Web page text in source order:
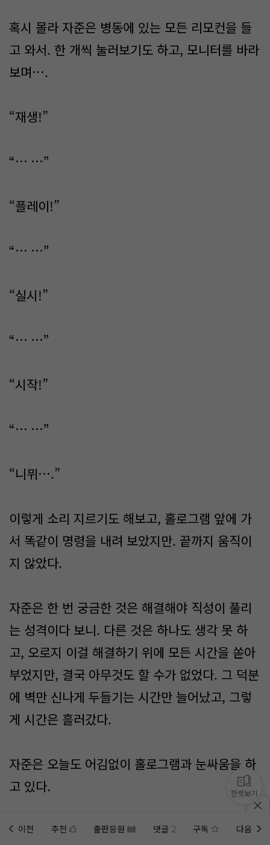
혹시 몰라 자준은 병동에 있는 모든 리모컨을 들
고 와서. 한 개씩 눌러보기도 하고, 모니터를 바라
보며….
“재생!”
“… …”
“플레이!”
“… …”
“실시!”
“… …”
“시작!”
“… …”
“니뮈….”
이렇게 소리 지르기도 해보고, 홀로그램 앞에 가
서 똑같이 명령을 내려 보았지만. 끝까지 움직이
지 않았다.
자준은 한 번 궁금한 것은 해결해야 직성이 풀리
는 성격이다 보니. 다른 것은 하나도 생각 못 하
고, 오로지 이걸 해결하기 위에 모든 시간을 쏟아
부었지만, 결국 아무것도 할 수가 없었다. 그 덕분
에 벽만 신나게 두들기는 시간만 늘어났고, 그렇
게 시간은 흘러갔다.
자준은 오늘도 어김없이 홀로그램과 눈싸움을 하
고 있다.
치리링~!
이전 추천 출판응원 댓글 2 구독 다음
한컷보기
홈에미노벨 웹추가하기 미노벨 앱설치하기